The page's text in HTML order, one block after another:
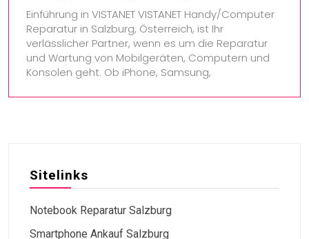
Einführung in VISTANET VISTANET Handy/Computer
Reparatur in Salzburg, Österreich, ist Ihr
verlässlicher Partner, wenn es um die Reparatur
und Wartung von Mobilgeräten, Computern und
Konsolen geht. Ob iPhone, Samsung,
Sitelinks
Notebook Reparatur Salzburg
Smartphone Ankauf Salzburg